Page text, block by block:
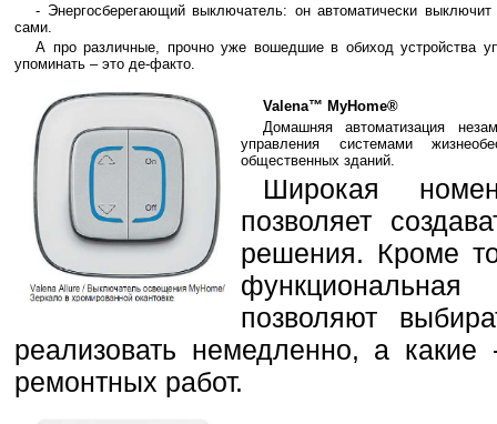
- Энергосберегающий выключатель: он автоматически
сами.
А про различные, прочно уже вошедшие в обиход устройства
упоминать – это де-факто.
Valena™ MyHome®
Домашняя автоматизация
управления системами
общественных зданий.
Широкая
позволяет
решения. Кроме
функциональная
позволяют
реализовать немедленно, а
ремонтных работ.